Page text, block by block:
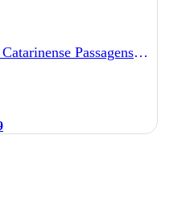
Auto Viação Catarinense Passagens e Embarque - São José - SC